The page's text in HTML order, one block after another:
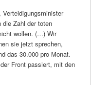
die Zahl der toten
wollen. (…) Wir
sie jetzt sprechen,
das 30.000 pro Monat.
Front passiert, mit den